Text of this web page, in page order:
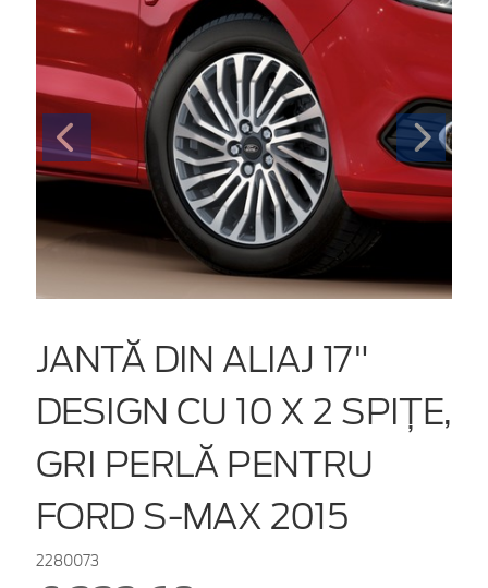
JANTĂ DIN ALIAJ 17"
DESIGN CU 10 X 2 SPIȚE,
GRI PERLĂ PENTRU
FORD S-MAX 2015
2280073